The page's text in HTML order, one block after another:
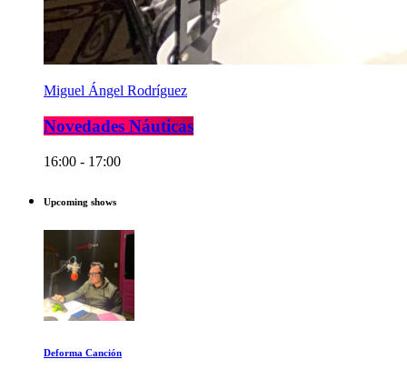
Miguel Ángel Rodríguez
Novedades Náuticas
16:00 - 17:00
Upcoming shows
Deforma Canción